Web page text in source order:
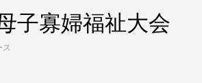
子寡婦福祉大会
ス